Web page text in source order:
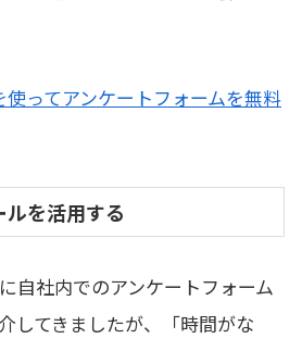
ってアンケートフォームを無料
ルを活用する
自社内でのアンケートフォーム
してきましたが、「時間がな